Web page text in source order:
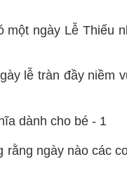
một ngày Lễ Thiếu
lễ tràn đầy niềm
rằng ngày nào các